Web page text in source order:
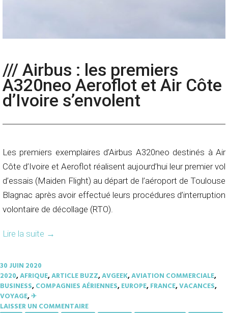
/// Airbus : les premiers
A320neo Aeroflot et Air Côte
d’Ivoire s’envolent
Les premiers exemplaires d’Airbus A320neo destinés à Air
Côte d’Ivoire et Aeroflot réalisent aujourd’hui leur premier vol
d’essais (Maiden Flight) au départ de l’aéroport de Toulouse
Blagnac après avoir effectué leurs procédures d’interruption
volontaire de décollage (RTO).
Lire la suite →
30 JUIN 2020
2020,AFRIQUE,ARTICLE BUZZ,AVGEEK,AVIATION COMMERCIALE,
BUSINESS,COMPAGNIES AÉRIENNES,EUROPE,FRANCE,VACANCES,
VOYAGE,✈︎
LAISSER UN COMMENTAIRE